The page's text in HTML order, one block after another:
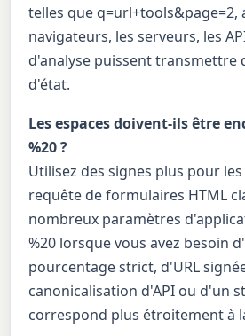
telles que q=url+tools&page=2,
navigateurs, les serveurs, les
d'analyse puissent transmettre
d'état.
Les espaces doivent-ils être
%20 ?
Utilisez des signes plus pour
requête de formulaires HTML
nombreux paramètres
%20 lorsque vous avez besoin
pourcentage strict, d'URL
canonicalisation d'API ou d'un
correspond plus étroitement à